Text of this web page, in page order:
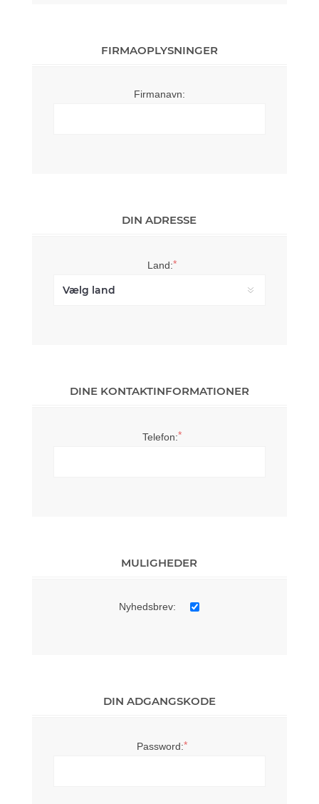
FIRMAOPLYSNINGER
Firmanavn:
DIN ADRESSE
Land:*
DINE KONTAKTINFORMATIONER
Telefon:*
MULIGHEDER
Nyhedsbrev:
DIN ADGANGSKODE
Password:*